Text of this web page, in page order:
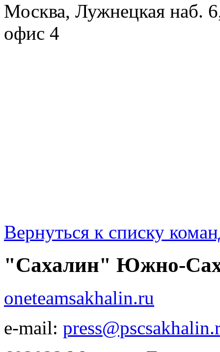
Москва, Лужнецкая наб.
офис 4
Вернуться к списку
"Сахалин" Южно-
oneteamsakhalin.ru
e-mail: